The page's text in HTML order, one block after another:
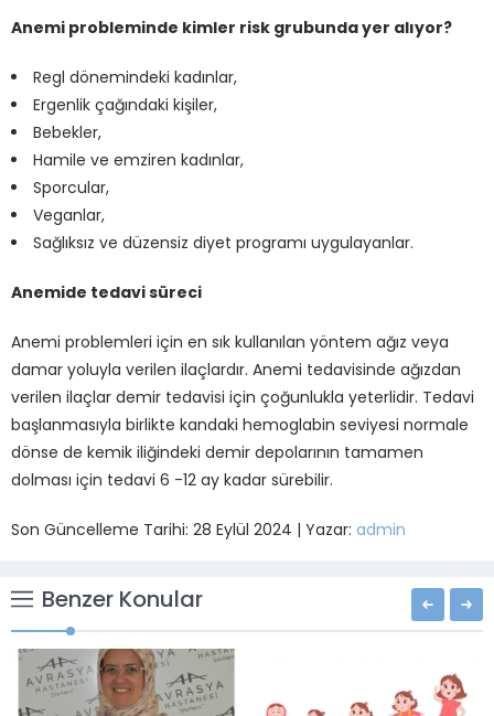
Anemi probleminde kimler risk grubunda yer alıyor?
Regl dönemindeki kadınlar,
Ergenlik çağındaki kişiler,
Bebekler,
Hamile ve emziren kadınlar,
Sporcular,
Veganlar,
Sağlıksız ve düzensiz diyet programı uygulayanlar.
Anemide tedavi süreci
Anemi problemleri için en sık kullanılan yöntem ağız veya
damar yoluyla verilen ilaçlardır. Anemi tedavisinde ağızdan
verilen ilaçlar demir tedavisi için çoğunlukla yeterlidir. Tedavi
başlanmasıyla birlikte kandaki hemoglabin seviyesi normale
dönse de kemik iliğindeki demir depolarının tamamen
dolması için tedavi 6 -12 ay kadar sürebilir.
Son Güncelleme Tarihi: 28 Eylül 2024 | Yazar: admin
Benzer Konular